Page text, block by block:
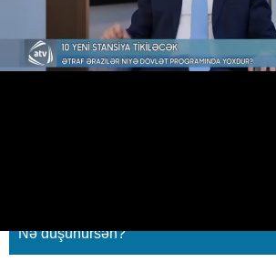
Metropoliten rəhbərini
Nə düşünürsən?